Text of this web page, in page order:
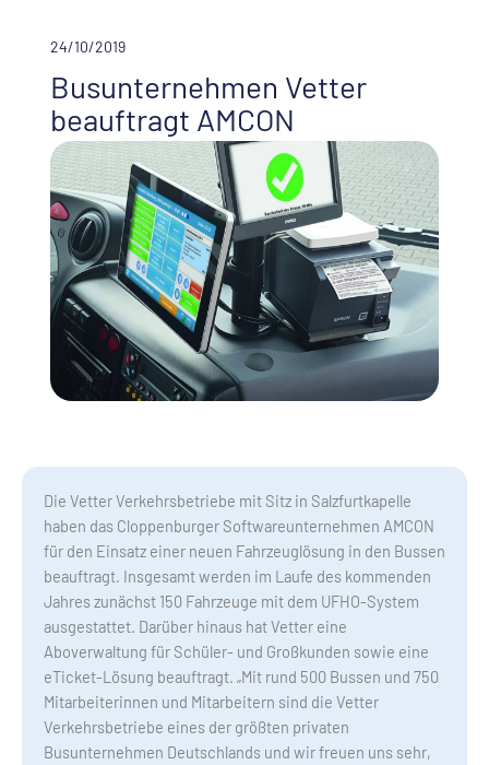
24/10/2019
Busunternehmen Vetter
beauftragt AMCON
Die Vetter Verkehrsbetriebe mit Sitz in Salzfurtkapelle
haben das Cloppenburger Softwareunternehmen AMCON
für den Einsatz einer neuen Fahrzeuglösung in den Bussen
beauftragt. Insgesamt werden im Laufe des kommenden
Jahres zunächst 150 Fahrzeuge mit dem UFHO-System
ausgestattet. Darüber hinaus hat Vetter eine
Aboverwaltung für Schüler- und Großkunden sowie eine
eTicket-Lösung beauftragt. „Mit rund 500 Bussen und 750
Mitarbeiterinnen und Mitarbeitern sind die Vetter
Verkehrsbetriebe eines der größten privaten
Busunternehmen Deutschlands und wir freuen uns sehr,